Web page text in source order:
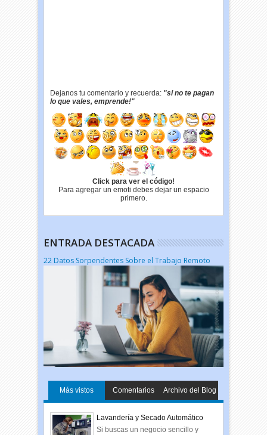
Dejanos tu comentario y recuerda: "si no te pagan
lo que vales, emprende!"
Click para ver el código!
Para agregar un emoti debes dejar un espacio
primero.
ENTRADA DESTACADA
22 Datos Sorpendentes Sobre el Trabajo Remoto
Más vistos Comentarios Archivo del Blog
Lavandería y Secado Automático
Si buscas un negocio sencillo y